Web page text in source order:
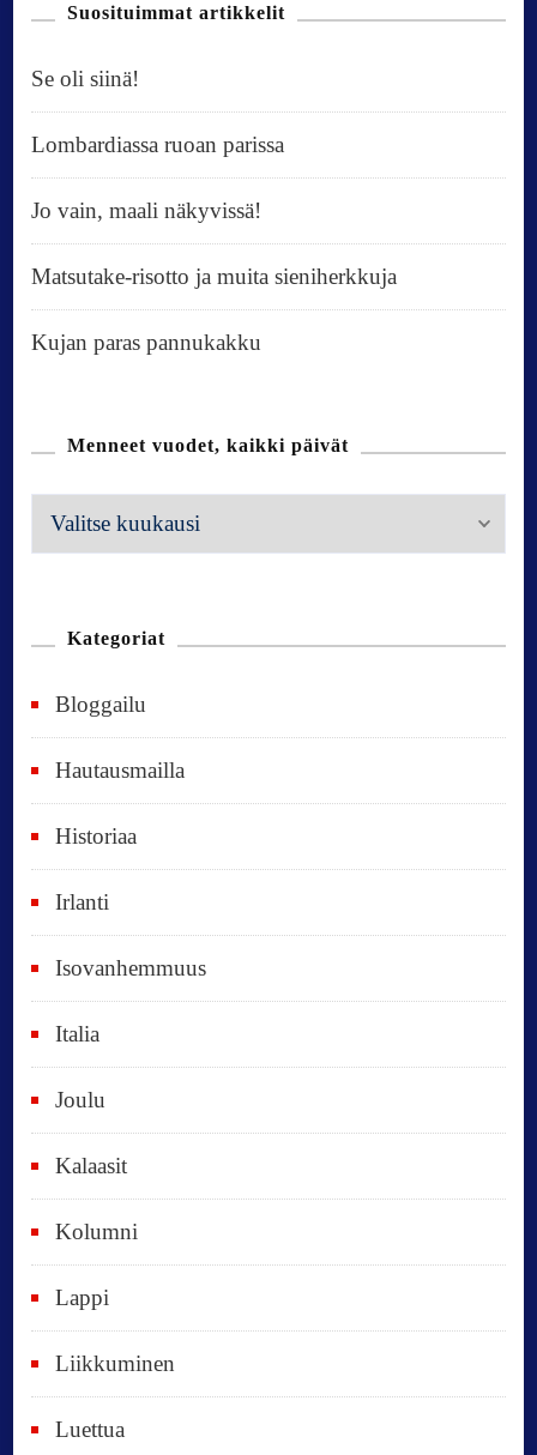
Suosituimmat artikkelit
Se oli siinä!
Lombardiassa ruoan parissa
Jo vain, maali näkyvissä!
Matsutake-risotto ja muita sieniherkkuja
Kujan paras pannukakku
Menneet vuodet, kaikki päivät
M
e
e
v
u
o
e
t
,
i
k
i
p
ä
Kategoriat
Bloggailu
Hautausmailla
Historiaa
Irlanti
Isovanhemmuus
Italia
Joulu
Kalaasit
Kolumni
Lappi
Liikkuminen
Luettua